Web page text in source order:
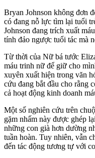
Bryan Johnson không đơn
có đang nỗ lực tìm lại tuổi
Johnson đang trích xuất
tính đảo ngược tuổi tác mà
Từ thời của Nữ bá tước
máu trinh nữ để giữ cho
xuyên xuất hiện trong văn
cứu đang bắt đầu cho rằng
cả hoạt động kinh doanh
Một số nghiên cứu trên
gặm nhấm này được ghép
những con già hơn dường
tuần hoàn. Tuy nhiên, vẫn
đến tác động tương tự với